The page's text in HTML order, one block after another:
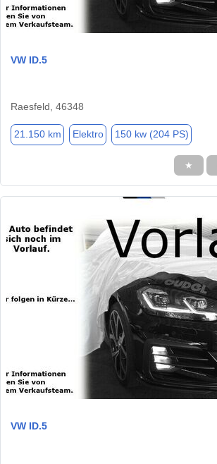
VW ID.5
Raesfeld, 46348
21.150 km Elektro 150 kw (204 PS)
★
VW ID.5